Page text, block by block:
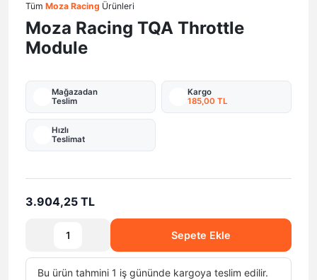
Tüm Moza Racing Ürünleri
Moza Racing TQA Throttle
Module
Mağazadan
Teslim
Kargo
185,00 TL
Hızlı
Teslimat
3.904,25 TL
Sepete Ekle
Bu ürün tahmini 1 iş gününde kargoya teslim edilir.